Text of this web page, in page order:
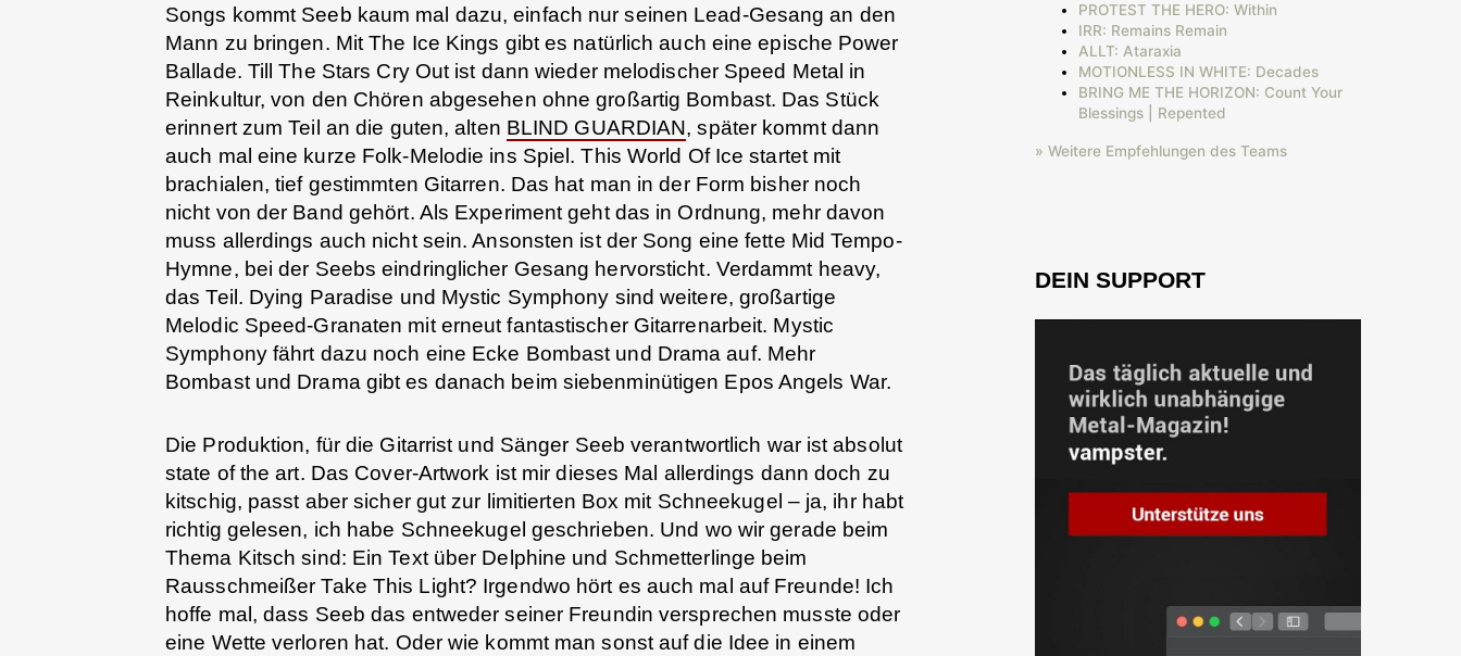
Songs kommt Seeb kaum mal dazu, einfach nur seinen Lead-Gesang an den
Mann zu bringen. Mit The Ice Kings gibt es natürlich auch eine epische Power
Ballade. Till The Stars Cry Out ist dann wieder melodischer Speed Metal in
Reinkultur, von den Chören abgesehen ohne großartig Bombast. Das Stück
erinnert zum Teil an die guten, alten BLIND GUARDIAN, später kommt dann
auch mal eine kurze Folk-Melodie ins Spiel. This World Of Ice startet mit
brachialen, tief gestimmten Gitarren. Das hat man in der Form bisher noch
nicht von der Band gehört. Als Experiment geht das in Ordnung, mehr davon
muss allerdings auch nicht sein. Ansonsten ist der Song eine fette Mid Tempo-
Hymne, bei der Seebs eindringlicher Gesang hervorsticht. Verdammt heavy,
das Teil. Dying Paradise und Mystic Symphony sind weitere, großartige
Melodic Speed-Granaten mit erneut fantastischer Gitarrenarbeit. Mystic
Symphony fährt dazu noch eine Ecke Bombast und Drama auf. Mehr
Bombast und Drama gibt es danach beim siebenminütigen Epos Angels War.
Die Produktion, für die Gitarrist und Sänger Seeb verantwortlich war ist absolut
state of the art. Das Cover-Artwork ist mir dieses Mal allerdings dann doch zu
kitschig, passt aber sicher gut zur limitierten Box mit Schneekugel – ja, ihr habt
richtig gelesen, ich habe Schneekugel geschrieben. Und wo wir gerade beim
Thema Kitsch sind: Ein Text über Delphine und Schmetterlinge beim
Rausschmeißer Take This Light? Irgendwo hört es auch mal auf Freunde! Ich
hoffe mal, dass Seeb das entweder seiner Freundin versprechen musste oder
eine Wette verloren hat. Oder wie kommt man sonst auf die Idee in einem
PROTEST THE HERO: Within
IRR: Remains Remain
ALLT: Ataraxia
MOTIONLESS IN WHITE: Decades
BRING ME THE HORIZON: Count Your
Blessings | Repented
» Weitere Empfehlungen des Teams
DEIN SUPPORT